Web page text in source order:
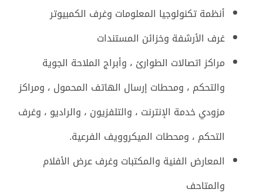
أنظمة تكنولوجيا المعلومات وغرف الكمبيوتر
غرف الأرشفة وخزائن المستندات
مراكز اتصالات الطوارئ ، وأبراج الملاحة الجوية
والتحكم ، ومحطات إرسال الهاتف المحمول ، ومراكز
مزودي خدمة الإنترنت ، والتلفزيون ، والراديو ، وغرف
التحكم ، ومحطات الميكروويف الفرعية.
المعارض الفنية والمكتبات وغرف عرض الأفلام
والمتاحف